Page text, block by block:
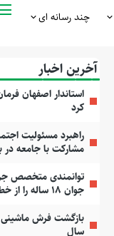
چند رسانه ای
آخرین اخبار
استاندار اصفهان
کرد
راهبرد مسئولیت
مشارکت با جامعه
توانمندی متخصص
جوان ۱۸ ساله را از خطر قطع عضو حتمی نجات داد
بازگشت فرش ماشینی
سال